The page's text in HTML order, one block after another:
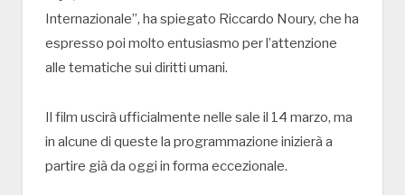
Internazionale”, ha spiegato Riccardo Noury, che ha
espresso poi molto entusiasmo per l’attenzione
alle tematiche sui diritti umani.
Il film uscirà ufficialmente nelle sale il 14 marzo, ma
in alcune di queste la programmazione inizierà a
partire già da oggi in forma eccezionale.